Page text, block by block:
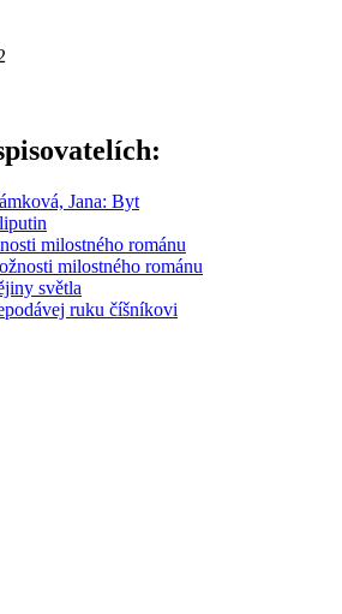
Jana: Byt
milostného románu
milostného románu
světla
ruku číšníkovi